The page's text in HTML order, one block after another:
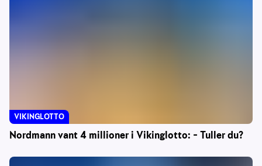
Nordmann vant 4 millioner i Vikinglotto: – Tuller du?
VIKINGLOTTO